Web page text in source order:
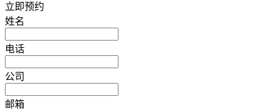
立即预约
姓名
电话
公司
邮箱